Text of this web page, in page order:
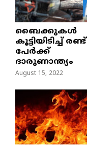
ബൈക്കുകൾ
കൂട്ടിയിടിച്ച് രണ്ട്
പേർക്ക്
ദാരുണാന്ത്യം
August 15, 2022